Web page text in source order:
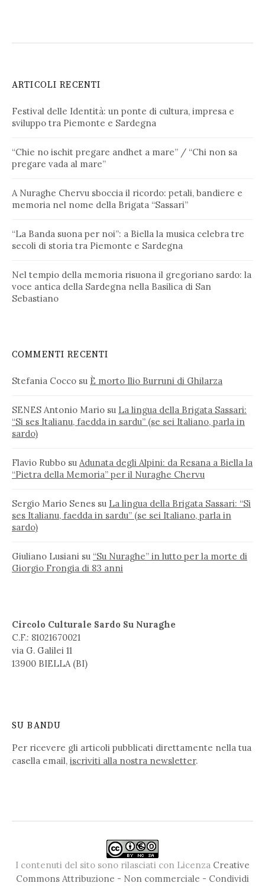
ARTICOLI RECENTI
Festival delle Identità: un ponte di cultura, impresa e
sviluppo tra Piemonte e Sardegna
“Chie no ischit pregare andhet a mare” / “Chi non sa
pregare vada al mare”
A Nuraghe Chervu sboccia il ricordo: petali, bandiere e
memoria nel nome della Brigata “Sassari”
“La Banda suona per noi”: a Biella la musica celebra tre
secoli di storia tra Piemonte e Sardegna
Nel tempio della memoria risuona il gregoriano sardo: la
voce antica della Sardegna nella Basilica di San
Sebastiano
COMMENTI RECENTI
Stefania Cocco su È morto Ilio Burruni di Ghilarza
SENES Antonio Mario su La lingua della Brigata Sassari:
“Si ses Italianu, faedda in sardu” (se sei Italiano, parla in
sardo)
Flavio Rubbo su Adunata degli Alpini: da Resana a Biella la
“Pietra della Memoria” per il Nuraghe Chervu
Sergio Mario Senes su La lingua della Brigata Sassari: “Si
ses Italianu, faedda in sardu” (se sei Italiano, parla in
sardo)
Giuliano Lusiani su “Su Nuraghe” in lutto per la morte di
Giorgio Frongia di 83 anni
Circolo Culturale Sardo Su Nuraghe
C.F.: 81021670021
via G. Galilei 11
13900 BIELLA (BI)
SU BANDU
Per ricevere gli articoli pubblicati direttamente nella tua
casella email, iscriviti alla nostra newsletter.
I contenuti del sito sono rilasciati con Licenza Creative
Commons Attribuzione - Non commerciale - Condividi